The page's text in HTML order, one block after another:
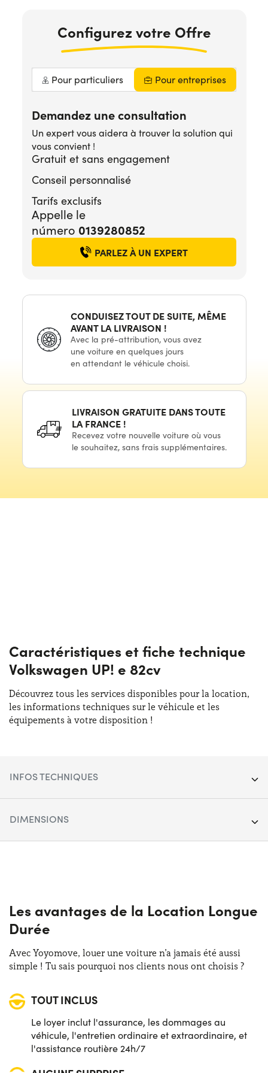
Configurez votre Offre
Pour particuliers Pour entreprises
Demandez une consultation
Un expert vous aidera à trouver la solution qui
vous convient !
Gratuit et sans engagement
Conseil personnalisé
Tarifs exclusifs
Appelle le
número 0139280852
PARLEZ À UN EXPERT
CONDUISEZ TOUTDE SUITE,MÊME
AVANT LA LIVRAISON !
Avec la pré-attribution,vous avez
une voiture en quelquesjours
en attendant le véhiculechoisi.
LIVRAISON GRATUITE DANS TOUTE
LA FRANCE !
Recevez votre nouvelle voiture où vous
le souhaitez,sans frais supplémentaires.
Caractéristiques et fiche technique
Volkswagen UP! e 82cv
Découvrez tous les services disponibles pour la location,
les informations techniques sur le véhicule et les
équipements à votre disposition !
INFOS TECHNIQUES
Transmission :Avant
Places :
83 CV
DIMENSIONS
150 cm
Coffre (max) :
Coffre (min) :250 lt
Les avantages de la Location Longue
Durée
Avec Yoyomove, louer une voiture n’a jamais été aussi
simple ! Tu sais pourquoi nos clients nous ont choisis ?
TOUT INCLUS
Le loyer inclut l'assurance, les dommages au
véhicule, l'entretien ordinaire et extraordinaire, et
l'assistance routière 24h/7